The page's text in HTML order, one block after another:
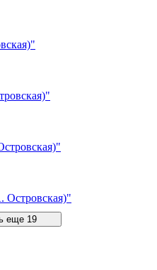
еще 19